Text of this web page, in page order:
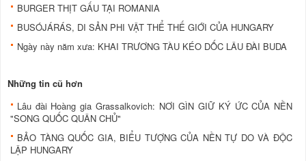
BURGER THỊT GẤU TẠI ROMANIA
BUSÓJÁRÁS, DI SẢN PHI VẬT THỂ THẾ GIỚI CỦA HUNGARY
Ngày này năm xưa: KHAI TRƯƠNG TÀU KÉO DỐC LÂU ĐÀI BUDA
Những tin cũ hơn
Lâu đài Hoàng gia Grassalkovich: NƠI GÌN GIỮ KÝ ỨC CỦA NỀN
"SONG QUỐC QUÂN CHỦ"
BẢO TÀNG QUỐC GIA, BIỂU TƯỢNG CỦA NỀN TỰ DO VÀ ĐỘC
LẬP HUNGARY